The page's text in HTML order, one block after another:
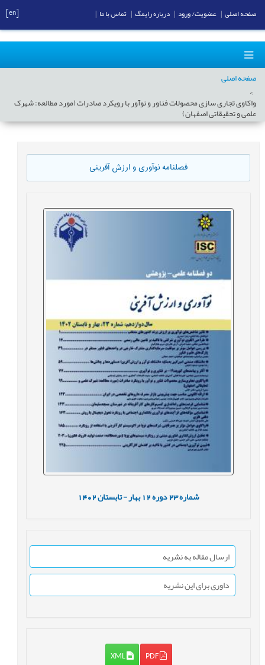
صفحه اصلی
واکاوی تجاری سازی محصولات فناور و نوآور با رویکرد صادرات (مورد مطالعه: شهرک
علمی و تحقیقاتی اصفهان)
فصلنامه نوآوری و ارزش آفرینی
شماره23 دوره12 بهار - تابستان1402
ارسال مقاله به نشریه
داوری برای این نشریه
PDF
XML
صفحه اصلی عضویت/ ورود درباره رایمگ تماس با ما